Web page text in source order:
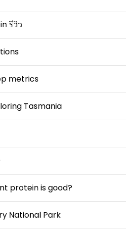
รีวิว
metrics
Tasmania
protein is good?
National Park